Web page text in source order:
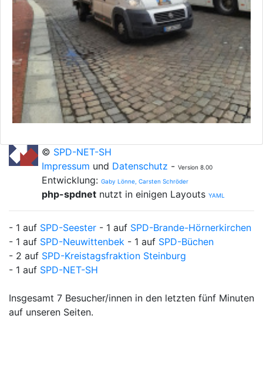
© SPD-NET-SH
Impressum und Datenschutz - Version 8.00
Entwicklung: Gaby Lönne, Carsten Schröder
php-spdnet nutzt in einigen Layouts YAML
- 1 auf SPD-Seester - 1 auf SPD-Brande-Hörnerkirchen
- 1 auf SPD-Neuwittenbek - 1 auf SPD-Büchen
- 2 auf SPD-Kreistagsfraktion Steinburg
- 1 auf SPD-NET-SH
Insgesamt 7 Besucher/innen in den letzten fünf Minuten
auf unseren Seiten.